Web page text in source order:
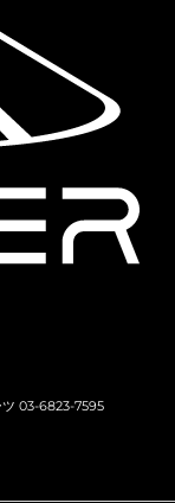
03-6823-7595